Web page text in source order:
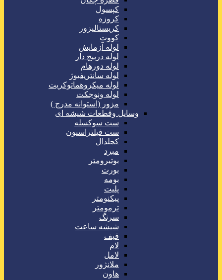
کپسول
کروزه
کریستالیزور
کووت
لوله آزمایش
لوله درپیچ دار
لوله دورهام
لوله سانتریفیوژ
لوله میکروهماتوکریت
لوله ونوجکت
مزور (استوانه مدرج )
وسایل وقطعات شیشه ای
ست سوکسله
ست فیلتراسیون
کجلدال
مبرد
بوتیرومتر
بورت
بومه
پلیت
پیکنومتر
ترمومتر
سرنگ
شیشه ساعت
قیف
لام
لامل
ملانژور
هاون